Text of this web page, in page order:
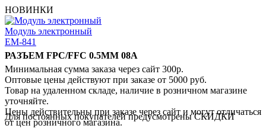
НОВИНКИ
Модуль электронный
EM-841
РАЗЪЕМ FPC/FFC 0.5MM 08A
Минимальная сумма заказа через сайт 300р.
Оптовые цены действуют при заказе от 5000 руб.
Товар на удаленном складе, наличие в розничном магазине
уточняйте.
Цены действительны при заказе через сайт и могут отличаться
от цен розничного магазина.
Для постоянных покупателей предусмотрены СКИДКИ